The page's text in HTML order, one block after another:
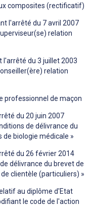
composites (rectificatif)
l'arrêté du 7 avril 2007
relation
l'arrêté du 3 juillet 2003
relation
professionnel de maçon
du 20 juin 2007
de délivrance du
de biologie médicale »
du 26 février 2014
délivrance du brevet de
clientèle (particuliers) »
au diplôme d'Etat
le code de l'action